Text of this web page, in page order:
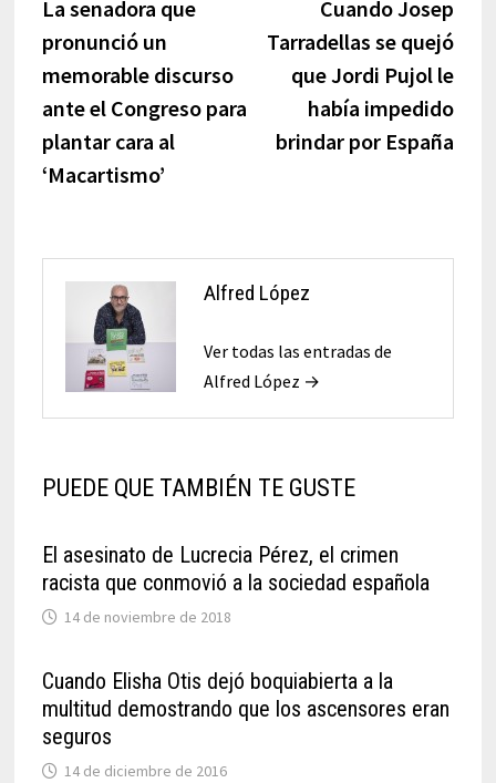
de
entradas
anterior:
La senadora que
pronunció un
memorable discurso
ante el Congreso para
plantar cara al
‘Macartismo’
Cuando Josep
Tarradellas se quejó
que Jordi Pujol le
había impedido
brindar por España
Alfred López
Ver todas las entradas de
Alfred López →
PUEDE QUE TAMBIÉN TE GUSTE
El asesinato de Lucrecia Pérez, el crimen
racista que conmovió a la sociedad española
14 de noviembre de 2018
Cuando Elisha Otis dejó boquiabierta a la
multitud demostrando que los ascensores eran
seguros
14 de diciembre de 2016